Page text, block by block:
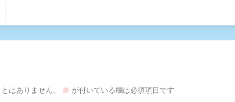
はありません。 ※ が付いている欄は必須項目です